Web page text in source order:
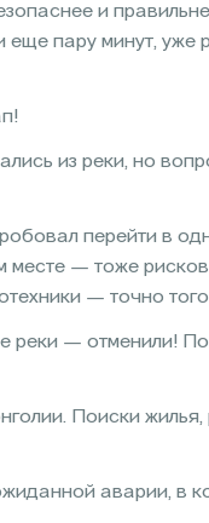
и
пару минут, уже
из реки, но
перейти в
— тоже
— точно того
реки — отменили!
Поиски
аварии, в